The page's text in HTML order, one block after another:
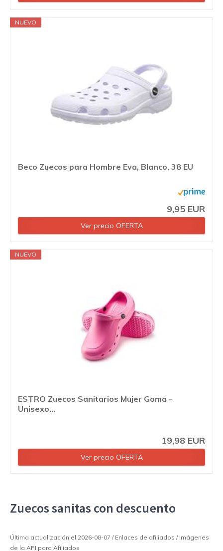
NUEVO
Beco Zuecos para Hombre Eva, Blanco, 38 EU
9,95 EUR
Ver precio OFERTA
NUEVO
ESTRO Zuecos Sanitarios Mujer Goma -
Unisexo...
19,98 EUR
Ver precio OFERTA
Zuecos sanitas con descuento
Última actualización el 2026-08-07 / Enlaces de afiliados / Imágenes
de la API para Afiliados